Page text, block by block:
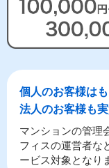
個人のお客様は
法人のお客様も
マンションの管理
フィスの運営者な
ービス対象となり